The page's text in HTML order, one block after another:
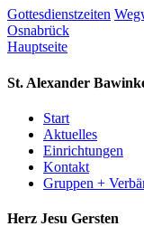
Gottesdienstzeiten
Osnabrück
Hauptseite
St. Alexander
Start
Aktuelles
Einrichtungen
Kontakt
Gruppen +
Herz Jesu Gersten